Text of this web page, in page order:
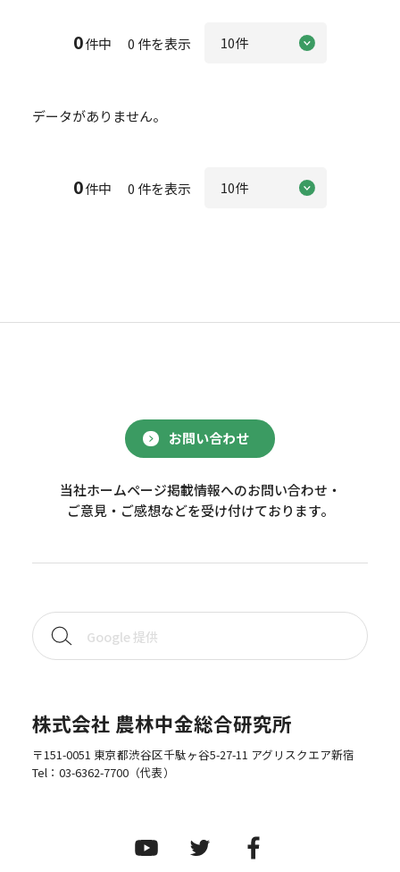
0件中 0 件を表示
データがありません。
0件中 0 件を表示
お問い合わせ
当社ホームページ掲載情報へのお問い合わせ・
ご意見・ご感想などを受け付けております。
株式会社 農林中金総合研究所
〒151-0051 東京都渋谷区千駄ヶ谷5-27-11 アグリスクエア新宿
Tel： 03-6362-7700（代表）